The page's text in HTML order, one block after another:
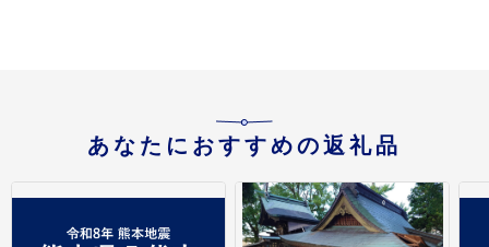
あなたにおすすめの返礼品